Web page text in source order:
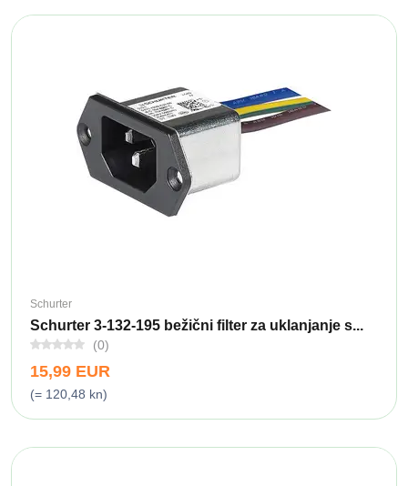
Schurter
Schurter 3-132-195 bežični filter za uklanjanje s...
(0)
15,99 EUR
(= 120,48 kn)